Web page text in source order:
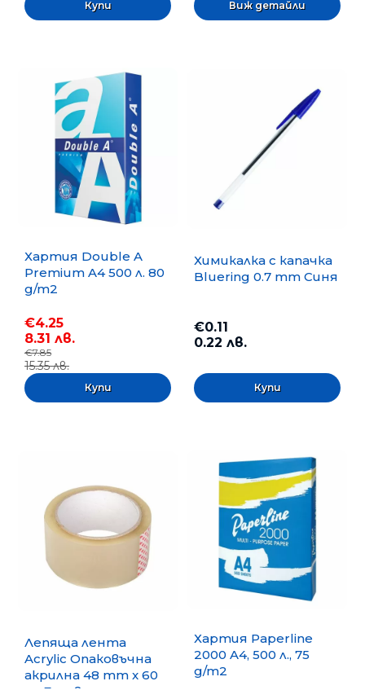
Виж детайли
Хартия Double A
Premium A4 500 л. 80
g/m2
€4.25
8.31 лв.
€7.85
15.35 лв.
Химикалка с капачка
Bluering 0.7 mm Синя
€0.11
0.22 лв.
Лепяща лента
Acrylic Опаковъчна
акрилна 48 mm x 60
Хартия Paperline
2000 A4, 500 л., 75
g/m2